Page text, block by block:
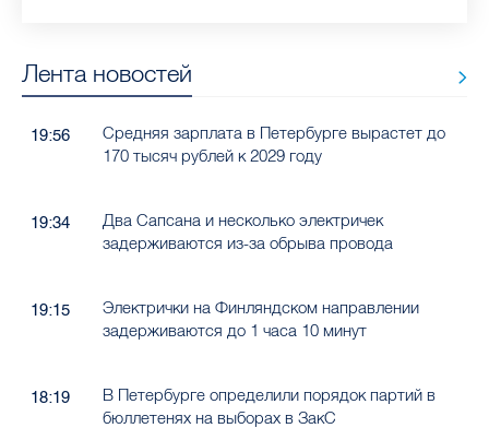
Лента новостей
19:56
Средняя зарплата в Петербурге вырастет до
170 тысяч рублей к 2029 году
19:34
Два Сапсана и несколько электричек
задерживаются из-за обрыва провода
19:15
Электрички на Финляндском направлении
задерживаются до 1 часа 10 минут
18:19
В Петербурге определили порядок партий в
бюллетенях на выборах в ЗакС